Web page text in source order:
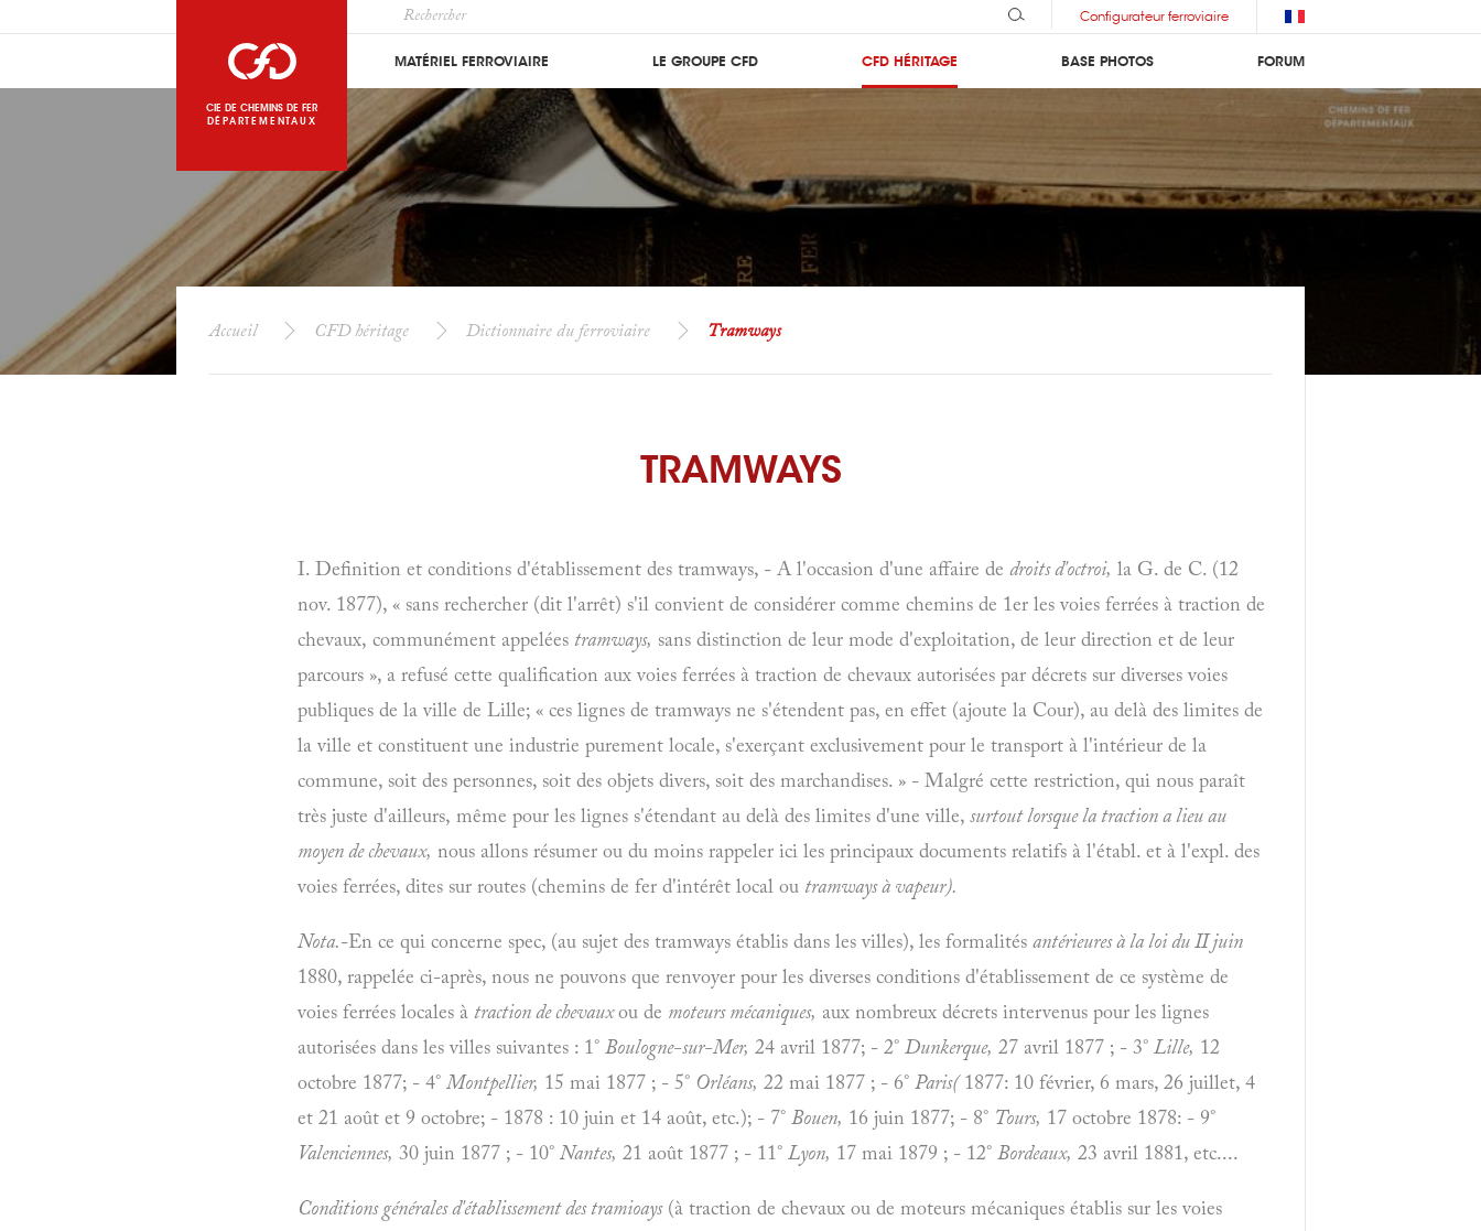
CIE DE CHEMINS DE FER
DÉPARTEMENTAUX
Configurateur ferroviaire
MATÉRIEL FERROVIAIRE LE GROUPE CFD CFD HÉRITAGE BASE PHOTOS FORUM
Accueil CFD héritage Dictionnaire du ferroviaire Tramways
TRAMWAYS
I. Definition et conditions d'établissement des tramways, - A l'occasion d'une affaire de droits d'octroi, la G. de C. (12
nov. 1877), « sans rechercher (dit l'arrêt) s'il convient de considérer comme chemins de 1er les voies ferrées à traction de
chevaux, communément appelées tramways, sans distinction de leur mode d'exploitation, de leur direction et de leur
parcours », a refusé cette qualification aux voies ferrées à traction de chevaux autorisées par décrets sur diverses voies
publiques de la ville de Lille; « ces lignes de tramways ne s'étendent pas, en effet (ajoute la Cour), au delà des limites de
la ville et constituent une industrie purement locale, s'exerçant exclusivement pour le transport à l'intérieur de la
commune, soit des personnes, soit des objets divers, soit des marchandises. » - Malgré cette restriction, qui nous paraît
très juste d'ailleurs, même pour les lignes s'étendant au delà des limites d'une ville, surtout lorsque la traction a lieu au
moyen de chevaux, nous allons résumer ou du moins rappeler ici les principaux documents relatifs à l'établ. et à l'expl. des
voies ferrées, dites sur routes (chemins de fer d'intérêt local ou tramways à vapeur).
Nota.-En ce qui concerne spec, (au sujet des tramways établis dans les villes), les formalités antérieures à la loi du II juin
1880, rappelée ci-après, nous ne pouvons que renvoyer pour les diverses conditions d'établissement de ce système de
voies ferrées locales à traction de chevauxou de moteurs mécaniques, aux nombreux décrets intervenus pour les lignes
autorisées dans les villes suivantes : 1° Boulogne-sur-Mer, 24 avril 1877; - 2° Dunkerque, 27 avril 1877 ; - 3° Lille, 12
octobre 1877; - 4° Montpellier, 15 mai 1877 ; - 5° Orléans, 22 mai 1877 ; - 6° Paris(1877: 10 février, 6 mars, 26 juillet, 4
et 21 août et 9 octobre; - 1878 : 10 juin et 14 août, etc.); - 7° Bouen, 16 juin 1877; - 8° Tours, 17 octobre 1878: - 9°
Valenciennes, 30 juin 1877 ; - 10°Nantes, 21 août 1877 ; - 11° Lyon, 17 mai 1879 ; - 12° Bordeaux, 23 avril 1881, etc....
Conditions générales d'établissement des tramioays(à traction de chevaux ou de moteurs mécaniques établis sur les voies